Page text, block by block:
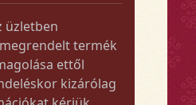
üzletben
termék
ettől
kizárólag